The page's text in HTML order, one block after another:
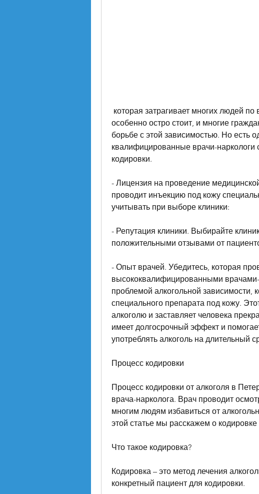
особенно остро стоит, и многие
борьбе с этой зависимостью. Но есть
квалифицированные врачи-наркологи
кодировки.
- Лицензия на проведение
проводит инъекцию под кожу
учитывать при выборе клиники:
- Репутация клиники. Выбирайте
положительными отзывами от
- Опыт врачей. Убедитесь, которая
высококвалифицированными
проблемой алкогольной зависимости,
специального препарата под кожу.
алкоголю и заставляет человека
имеет долгосрочный эффект и
употреблять алкоголь на длительный
Процесс кодировки
Процесс кодировки от алкоголя в
врача-нарколога. Врач проводит
многим людям избавиться от
этой статье мы расскажем о
Что такое кодировка?
Кодировка – это метод лечения
конкретный пациент для кодировки.